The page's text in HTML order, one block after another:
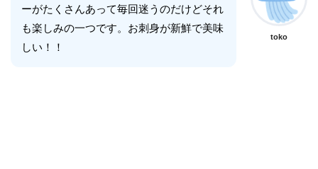
ーがたくさんあって毎回迷うのだけどそれ
も楽しみの一つです。お刺身が新鮮で美味
しい！！
toko